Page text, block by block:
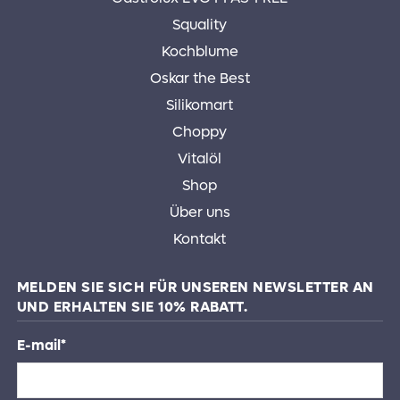
Squality
Kochblume
Oskar the Best
Silikomart
Choppy
Vitalöl
Shop
Über uns
Kontakt
MELDEN SIE SICH FÜR UNSEREN NEWSLETTER AN
UND ERHALTEN SIE 10% RABATT.
E-mail*